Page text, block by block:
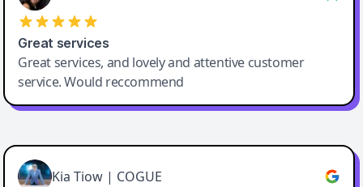
Great services
Great services, and lovely and attentive customer
service. Would reccommend
Cody Crabb
Great service, Best AI tool
Kia Tiow | COGUE